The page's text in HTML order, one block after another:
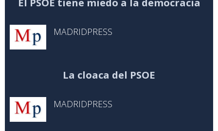
MADRIDPRESS
La cloaca del PSOE
MADRIDPRESS